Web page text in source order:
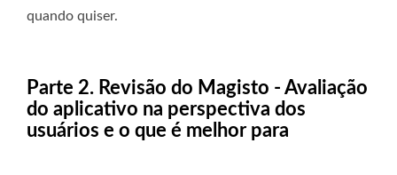
quando quiser.
Parte 2. Revisão do Magisto - Avaliação
do aplicativo na perspectiva dos
usuários e o que é melhor para